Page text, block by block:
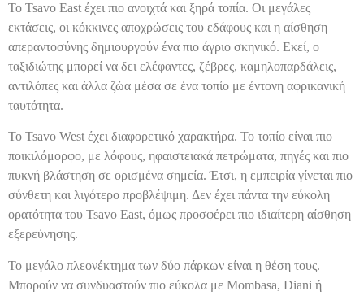
Το Tsavo East έχει πιο ανοιχτά και ξηρά τοπία. Οι μεγάλες
εκτάσεις, οι κόκκινες αποχρώσεις του εδάφους και η αίσθηση
απεραντοσύνης δημιουργούν ένα πιο άγριο σκηνικό. Εκεί, ο
ταξιδιώτης μπορεί να δει ελέφαντες, ζέβρες, καμηλοπαρδάλεις,
αντιλόπες και άλλα ζώα μέσα σε ένα τοπίο με έντονη αφρικανική
ταυτότητα.
Το Tsavo West έχει διαφορετικό χαρακτήρα. Το τοπίο είναι πιο
ποικιλόμορφο, με λόφους, ηφαιστειακά πετρώματα, πηγές και πιο
πυκνή βλάστηση σε ορισμένα σημεία. Έτσι, η εμπειρία γίνεται πιο
σύνθετη και λιγότερο προβλέψιμη. Δεν έχει πάντα την εύκολη
ορατότητα του Tsavo East, όμως προσφέρει πιο ιδιαίτερη αίσθηση
εξερεύνησης.
Το μεγάλο πλεονέκτημα των δύο πάρκων είναι η θέση τους.
Μπορούν να συνδυαστούν πιο εύκολα με Mombasa, Diani ή